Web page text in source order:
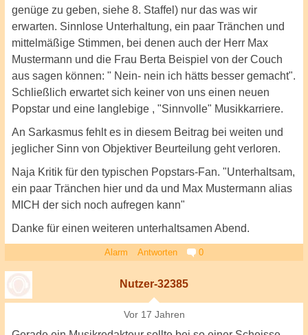
genüge zu geben, siehe 8. Staffel) nur das was wir
erwarten. Sinnlose Unterhaltung, ein paar Tränchen und
mittelmäßige Stimmen, bei denen auch der Herr Max
Mustermann und die Frau Berta Beispiel von der Couch
aus sagen können: " Nein- nein ich hätts besser gemacht".
Schließlich erwartet sich keiner von uns einen neuen
Popstar und eine langlebige , "Sinnvolle" Musikkarriere.
An Sarkasmus fehlt es in diesem Beitrag bei weiten und
jeglicher Sinn von Objektiver Beurteilung geht verloren.
Naja Kritik für den typischen Popstars-Fan. "Unterhaltsam,
ein paar Tränchen hier und da und Max Mustermann alias
MICH der sich noch aufregen kann"
Danke für einen weiteren unterhaltsamen Abend.
Alarm Antworten 0
Nutzer-32385
Vor 17 Jahren